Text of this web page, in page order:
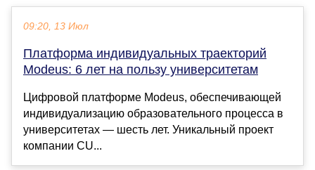
09:20, 13 Июл
Платформа индивидуальных траекторий
Мodeus: 6 лет на пользу университетам
Цифровой платформе Мodeus, обеспечивающей
индивидуализацию образовательного процесса в
университетах — шесть лет. Уникальный проект
компании CU...